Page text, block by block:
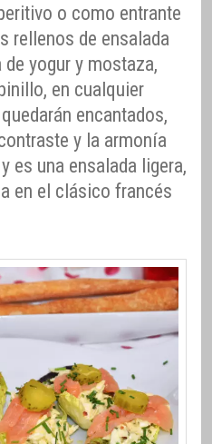
o como entrante
rellenos de ensalada
yogur y mostaza,
en cualquier
encantados,
y la armonía
es una ensalada ligera,
en el clásico francés